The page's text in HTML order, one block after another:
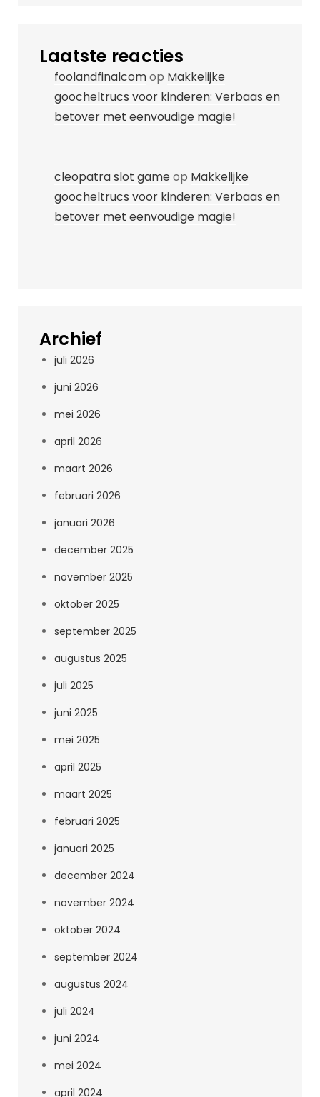
Laatste reacties
foolandfinalcomop Makkelijke
goocheltrucs voor kinderen: Verbaas en
betover met eenvoudige magie!
cleopatra slot gameop Makkelijke
goocheltrucs voor kinderen: Verbaas en
betover met eenvoudige magie!
Archief
juli 2026
juni 2026
mei 2026
april 2026
maart 2026
februari 2026
januari 2026
december 2025
november 2025
oktober 2025
september 2025
augustus 2025
juli 2025
juni 2025
mei 2025
april 2025
maart 2025
februari 2025
januari 2025
december 2024
november 2024
oktober 2024
september 2024
augustus 2024
juli 2024
juni 2024
mei 2024
april 2024